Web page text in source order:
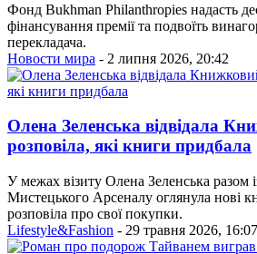
Фонд Bukhman Philanthropies надасть
фінансування премії та подвоїть
перекладача.
Новости мира - 2 липня 2026, 20:42
Олена Зеленська відвідала
розповіла, які книги придбала
У межах візиту Олена Зеленська разом
Мистецького Арсеналу оглянула нові
розповіла про свої покупки.
Lifestyle&Fashion - 29 травня 2026, 16:07